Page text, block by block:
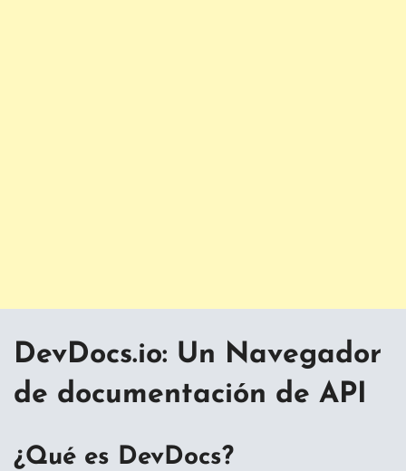
DevDocs.io: Un Navegador
de documentación de API
¿Qué es DevDocs?